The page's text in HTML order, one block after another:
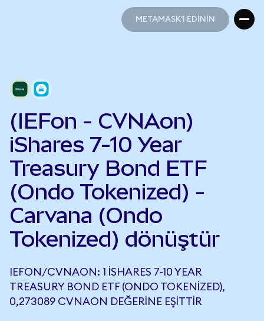
METAMASK'I EDİNİN
(IEFon - CVNAon)
iShares 7-10 Year
Treasury Bond ETF
(Ondo Tokenized) -
Carvana (Ondo
Tokenized) dönüştür
IEFON/CVNAON: 1 ISHARES 7-10 YEAR
TREASURY BOND ETF (ONDO TOKENIZED),
0,273089 CVNAON DEĞERINE EŞITTIR